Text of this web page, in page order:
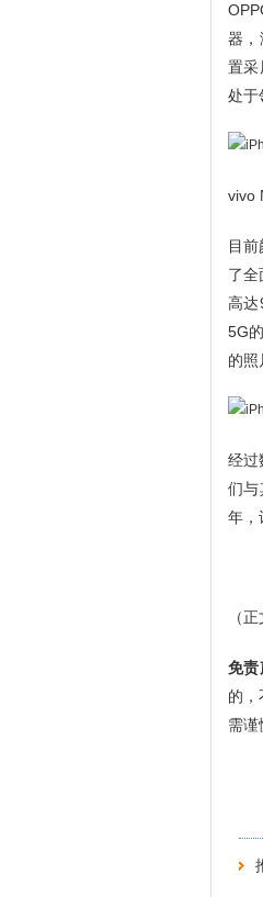
器，
置采
处于
vivo
目
了
高达
5G
的照
经过
们与
年，
（
免责
的，
需谨